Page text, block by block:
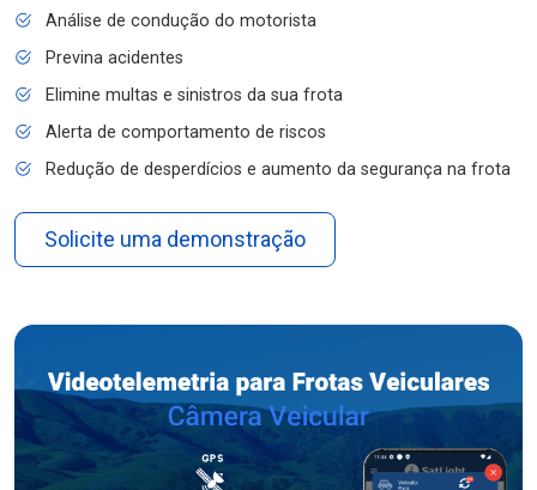
Análise de condução do motorista
Previna acidentes
Elimine multas e sinistros da sua frota
Alerta de comportamento de riscos
Redução de desperdícios e aumento da segurança na frota
Solicite uma demonstração